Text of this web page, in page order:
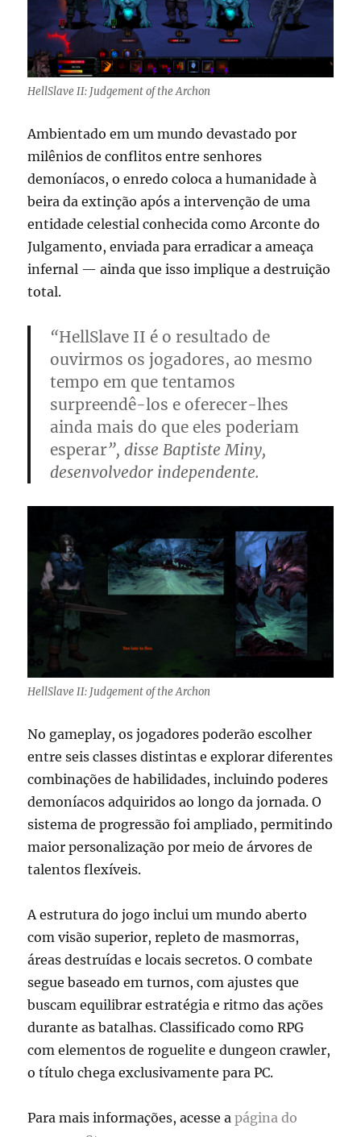
HellSlave II: Judgement of the Archon
Ambientado em um mundo devastado por
milênios de conflitos entre senhores
demoníacos, o enredo coloca a humanidade à
beira da extinção após a intervenção de uma
entidade celestial conhecida como Arconte do
Julgamento, enviada para erradicar a ameaça
infernal — ainda que isso implique a destruição
total.
“HellSlave II é o resultado de
ouvirmos os jogadores, ao mesmo
tempo em que tentamos
surpreendê-los e oferecer-lhes
ainda mais do que eles poderiam
esperar”, disse Baptiste Miny,
desenvolvedor independente.
HellSlave II: Judgement of the Archon
No gameplay, os jogadores poderão escolher
entre seis classes distintas e explorar diferentes
combinações de habilidades, incluindo poderes
demoníacos adquiridos ao longo da jornada. O
sistema de progressão foi ampliado, permitindo
maior personalização por meio de árvores de
talentos flexíveis.
A estrutura do jogo inclui um mundo aberto
com visão superior, repleto de masmorras,
áreas destruídas e locais secretos. O combate
segue baseado em turnos, com ajustes que
buscam equilibrar estratégia e ritmo das ações
durante as batalhas. Classificado como RPG
com elementos de roguelite e dungeon crawler,
o título chega exclusivamente para PC.
Para mais informações, acesse apágina do